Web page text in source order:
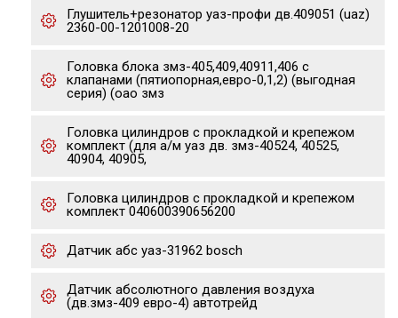
Глушитель+резонатор уаз-профи дв.409051 (uaz)
2360-00-1201008-20
Головка блока змз-405,409,40911,406 с
клапанами (пятиопорная,евро-0,1,2) (выгодная
серия) (оао змз
Головка цилиндров с прокладкой и крепежом
комплект (для а/м уаз дв. змз-40524, 40525,
40904, 40905,
Головка цилиндров с прокладкой и крепежом
комплект 040600390656200
Датчик абс уаз-31962 bosch
Датчик абсолютного давления воздуха
(дв.змз-409 евро-4) автотрейд